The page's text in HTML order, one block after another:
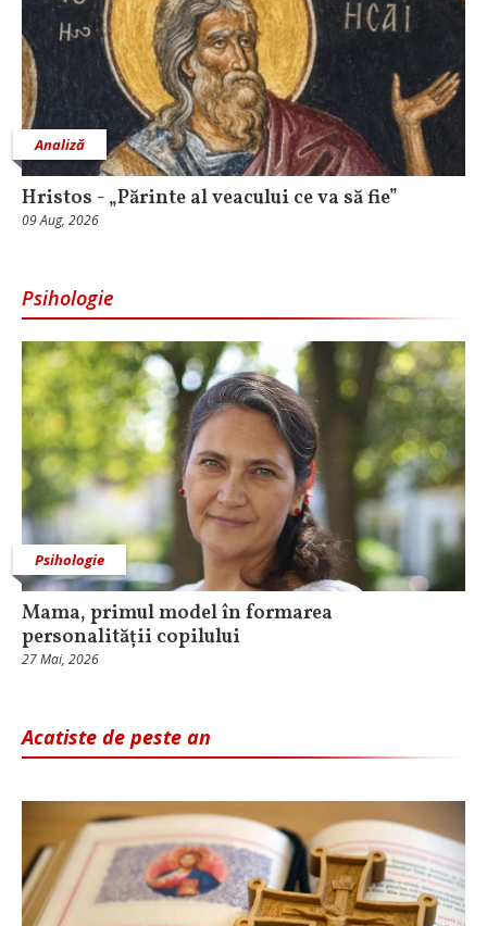
Analiză
Hristos - „Părinte al veacului ce va să fie”
09 Aug, 2026
Psihologie
Psihologie
Mama, primul model în formarea
personalității copilului
27 Mai, 2026
Acatiste de peste an